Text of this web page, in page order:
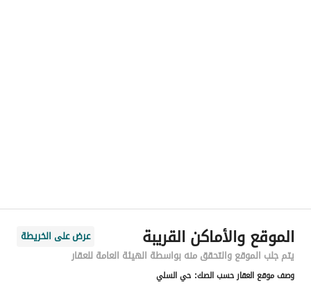
رقم المبنى
6452
الرقم الاضافي
3642
الموقع والأماكن القريبة
عرض على الخريطة
يتم جلب الموقع والتحقق منه بواسطة الهيئة العامة للعقار
وصف موقع العقار حسب الصك: حي السلي